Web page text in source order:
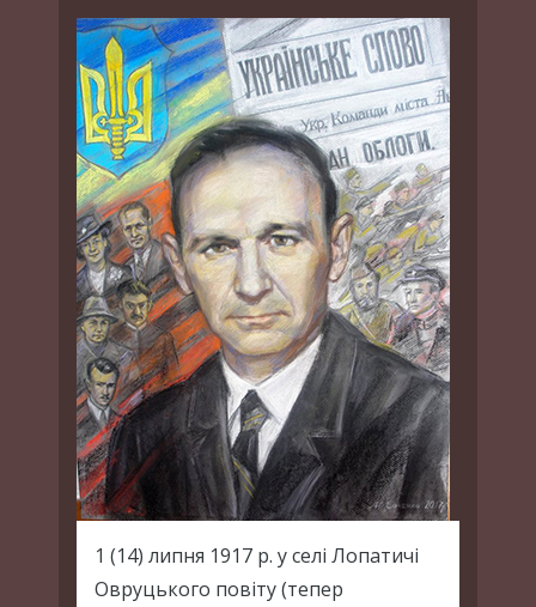
1 (14) липня 1917 р. у селі Лопатичі
Овруцького повіту (тепер